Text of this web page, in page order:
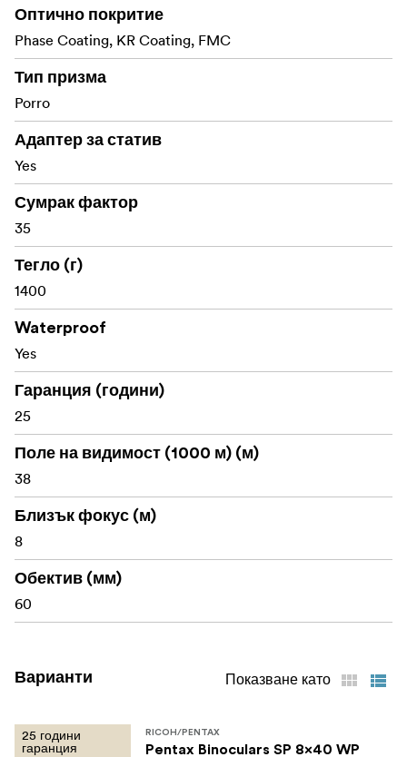
Оптично покритие
Phase Coating, KR Coating, FMC
Тип призма
Porro
Адаптер за статив
Yes
Сумрак фактор
35
Тегло (г)
1400
Waterproof
Yes
Гаранция (години)
25
Поле на видимост (1000 м) (м)
38
Близък фокус (м)
8
Обектив (мм)
60
Варианти Показване като
25 години
гаранция
RICOH/PENTAX
Pentax Binoculars SP 8x40 WP